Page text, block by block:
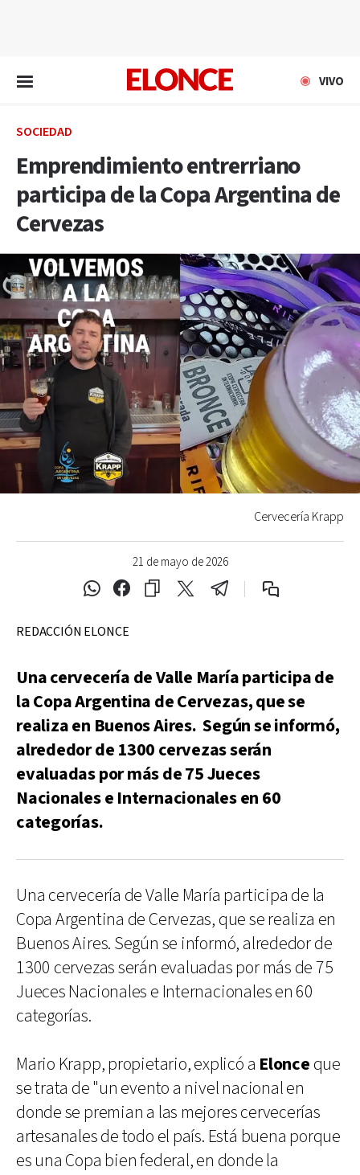
VIVO
SOCIEDAD
Emprendimiento entrerriano
participa de la Copa Argentina de
Cervezas
21 de mayo de 2026
Cervecería Krapp
REDACCIÓN ELONCE
Una cervecería de Valle María participa de
la Copa Argentina de Cervezas, que se
realiza en Buenos Aires. Según se informó,
alrededor de 1300 cervezas serán
evaluadas por más de 75 Jueces
Nacionales e Internacionales en 60
categorías.
Una cervecería de Valle María participa de la
Copa Argentina de Cervezas, que se realiza en
Buenos Aires. Según se informó, alrededor de
1300 cervezas serán evaluadas por más de 75
Jueces Nacionales e Internacionales en 60
categorías.
Mario Krapp, propietario, explicó a Elonce que
se trata de "un evento a nivel nacional en
donde se premian a las mejores cervecerías
artesanales de todo el país. Está buena porque
es una Copa bien federal, en donde la